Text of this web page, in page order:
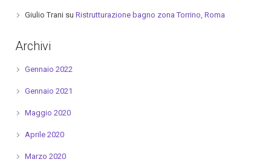
Giulio Tranisu Ristrutturazione bagno zona Torrino, Roma
Archivi
Gennaio 2022
Gennaio 2021
Maggio 2020
Aprile 2020
Marzo 2020